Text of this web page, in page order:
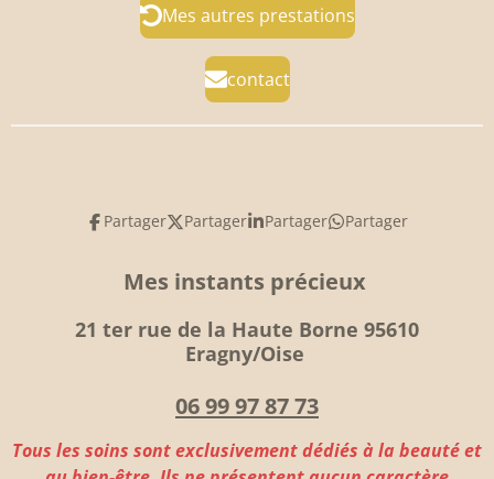
Mes autres prestations
contact
Partager Partager Partager Partager
Mes instants précieux
21 ter rue de la Haute Borne 95610
Eragny/Oise
06 99 97 87 73
Tous les soins sont exclusivement dédiés à la beauté et